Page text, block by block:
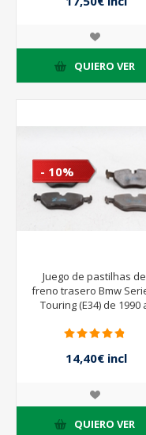
impuestos
QUIERO VER
- 10%
Juego de pastilhas de
freno trasero Bmw
Touring (E34) de 1990
14,40€ incl
impuestos
QUIERO VER